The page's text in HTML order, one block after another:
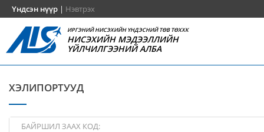
Үндсэн нүүр | Нэвтрэх
ИРГЭНИЙ НИСЭХИЙН ҮНДЭСНИЙ ТӨВ ТӨХХК
НИСЭХИЙН МЭДЭЭЛЛИЙН
ҮЙЛЧИЛГЭЭНИЙ АЛБА
ХЭЛИПОРТУУД
БАЙРШИЛ ЗААХ КОД: